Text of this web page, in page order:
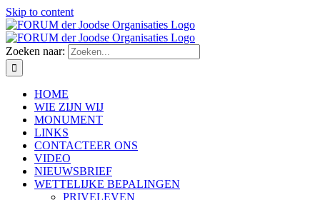
Skip to content
Zoeken naar:
HOME
WIE ZIJN WIJ
MONUMENT
LINKS
CONTACTEER ONS
VIDEO
NIEUWSBRIEF
WETTELIJKE BEPALINGEN
PRIVELEVEN